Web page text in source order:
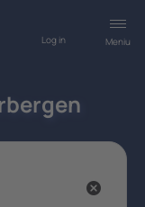
Meniu
Log in